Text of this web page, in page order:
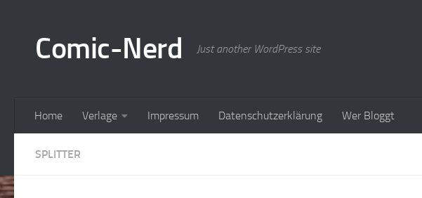
Comic-Nerd Just another WordPress site
Home Verlage Impressum Datenschutzerklärung Wer Bloggt
SPLITTER